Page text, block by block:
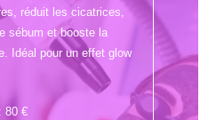
réduit les cicatrices,
sébum et booste la
Idéal pour un effet glow
80 €